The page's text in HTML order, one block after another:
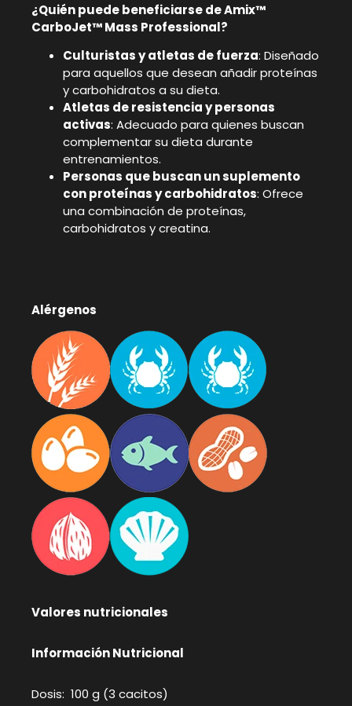
¿Quién puede beneficiarse de Amix™
CarboJet™ Mass Professional?
Culturistas y atletas de fuerza: Diseñado
para aquellos que desean añadir proteínas
y carbohidratos a su dieta.
Atletas de resistencia y personas
activas: Adecuado para quienes buscan
complementar su dieta durante
entrenamientos.
Personas que buscan un suplemento
con proteínas y carbohidratos: Ofrece
una combinación de proteínas,
carbohidratos y creatina.
Alérgenos
Valores nutricionales
Información Nutricional
Dosis: 100 g (3 cacitos)